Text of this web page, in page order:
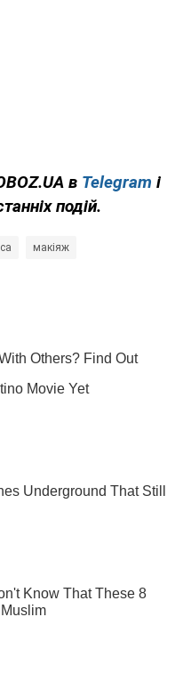
в Telegram і
подій.
макіяж